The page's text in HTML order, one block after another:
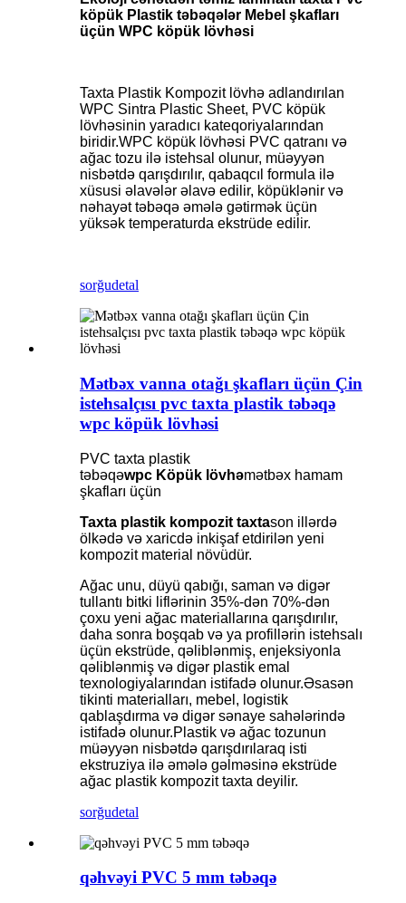
köpük Plastik təbəqələr Mebel şkafları
üçün WPC köpük lövhəsi
Taxta Plastik Kompozit lövhə adlandırılan
WPC Sintra Plastic Sheet, PVC köpük
lövhəsinin yaradıcı kateqoriyalarından
biridir.WPC köpük lövhəsi PVC qatranı və
ağac tozu ilə istehsal olunur, müəyyən
nisbətdə qarışdırılır, qabaqcıl formula ilə
xüsusi əlavələr əlavə edilir, köpüklənir və
nəhayət təbəqə əmələ gətirmək üçün
yüksək temperaturda ekstrüde edilir.
sorğudetal
Mətbəx vanna otağı şkafları üçün Çin
istehsalçısı pvc taxta plastik təbəqə
wpc köpük lövhəsi
PVC taxta plastik
təbəqəwpc Köpük lövhəmətbəx hamam
şkafları üçün
Taxta plastik kompozit taxtason illərdə
ölkədə və xaricdə inkişaf etdirilən yeni
kompozit material növüdür.
Ağac unu, düyü qabığı, saman və digər
tullantı bitki liflərinin 35%-dən 70%-dən
çoxu yeni ağac materiallarına qarışdırılır,
daha sonra boşqab və ya profillərin istehsalı
üçün ekstrüde, qəliblənmiş, enjeksiyonla
qəliblənmiş və digər plastik emal
texnologiyalarından istifadə olunur.Əsasən
tikinti materialları, mebel, logistik
qablaşdırma və digər sənaye sahələrində
istifadə olunur.Plastik və ağac tozunun
müəyyən nisbətdə qarışdırılaraq isti
ekstruziya ilə əmələ gəlməsinə ekstrüde
ağac plastik kompozit taxta deyilir.
sorğudetal
qəhvəyi PVC 5 mm təbəqə